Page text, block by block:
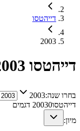
דייהטסו
2003
דייהטסו
בחרו שנה:2003
דייהטסו 20030
דגמים
מיון: